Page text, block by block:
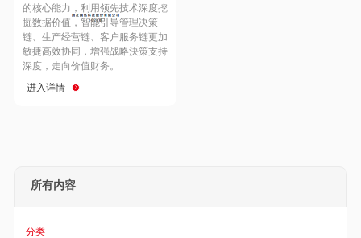
Hong Kong
的核心能力，利用领先技术深度挖
掘数据价值，智能引导管理决策
链、生产经营链、客户服务链更加
敏捷高效协同，增强战略決策支持
深度，走向价值财务。
进入详情
所有内容
分类